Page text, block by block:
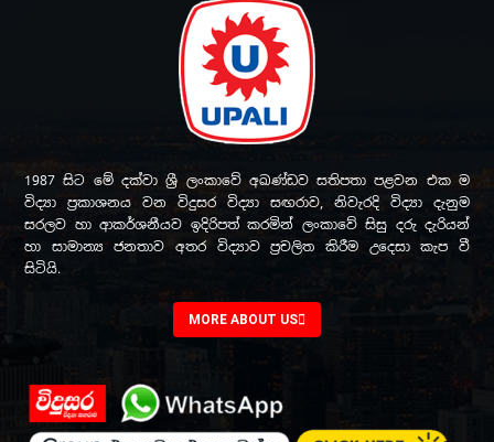
1987 සිට මේ දක්වා ශ්‍රී ලංකාවේ අඛණ්ඩව සතිපතා පළවන එක ම
විද්‍යා ප්‍රකාශනය වන විදුසර විද්‍යා සඟරාව, නිවැරදි විද්‍යා දැනුම
සරලව හා ආකර්ශනීයව ඉදිරිපත් කරමින් ලංකාවේ සිසු දරු දැරියන්
හා සාමාන්‍ය ජනතාව අතර විද්‍යාව ප්‍රචලිත කිරීම උදෙසා කැප වී
සිටියි.
MORE ABOUT US